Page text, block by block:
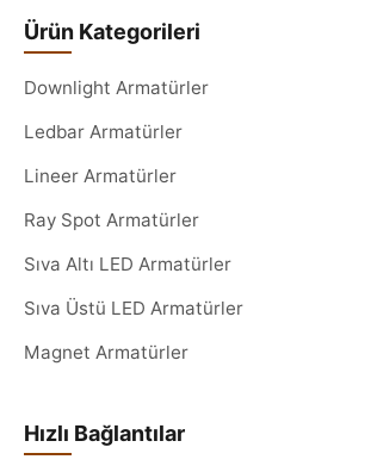
Ürün Kategorileri
Downlight Armatürler
Ledbar Armatürler
Lineer Armatürler
Ray Spot Armatürler
Sıva Altı LED Armatürler
Sıva Üstü LED Armatürler
Magnet Armatürler
Hızlı Bağlantılar